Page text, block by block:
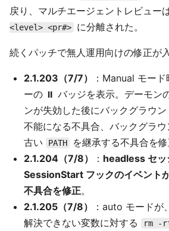
戻り、マルチエージェントレビュー
<level> <pr#>
に分離された。
続くパッチで無人運用向けの修正が
2.1.203（7/7）
：Manual モー
ーの ⏸ バッジを表示。デーモン
ンが失効した後にバックグラウ
不能になる不具合、バックグラ
古い
PATH
を継承する不具合を修
2.1.204（7/8）
： headless セッ
SessionStart フックのイベント
不具合を修正。
2.1.205（7/8）
：auto モードが
解決できない変数に対する
rm -